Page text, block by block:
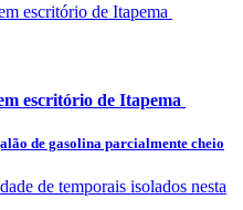
escritório de Itapema
de gasolina parcialmente cheio